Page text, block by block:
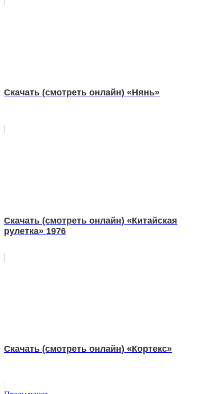
Скачать (смотреть онлайн) «Нянь»
Скачать (смотреть онлайн) «Китайская
рулетка» 1976
Скачать (смотреть онлайн) «Кортекс»